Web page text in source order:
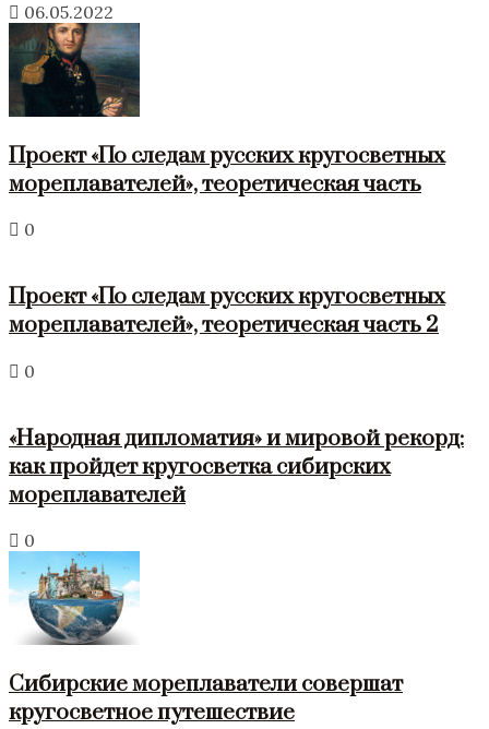
06.05.2022
Проект «По следам русских кругосветных
мореплавателей», теоретическая часть
0
Проект «По следам русских кругосветных
мореплавателей», теоретическая часть 2
0
«Народная дипломатия» и мировой рекорд:
как пройдет кругосветка сибирских
мореплавателей
0
Сибирские мореплаватели совершат
кругосветное путешествие